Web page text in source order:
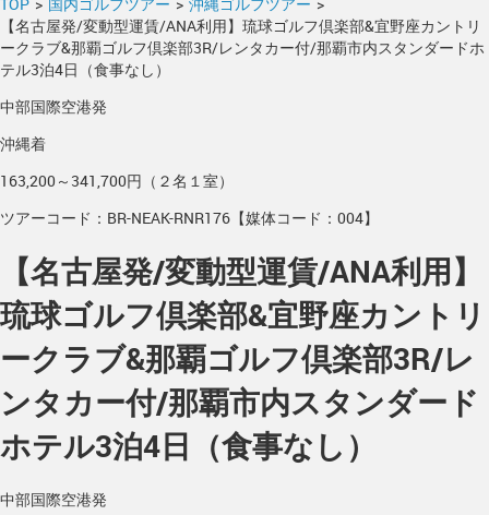
【名古屋発/変動型運賃/ANA利用】琉球ゴルフ倶楽部&宜野座カントリ
ークラブ&那覇ゴルフ倶楽部3R/レンタカー付/那覇市内スタンダードホ
テル3泊4日（食事なし）
中部国際空港発
沖縄着
163,200～341,700円（２名１室）
ツアーコード：BR-NEAK-RNR176【媒体コード：004】
【名古屋発/変動型運賃/ANA利用】
琉球ゴルフ倶楽部&宜野座カントリ
ークラブ&那覇ゴルフ倶楽部3R/レ
ンタカー付/那覇市内スタンダード
ホテル3泊4日（食事なし）
中部国際空港発